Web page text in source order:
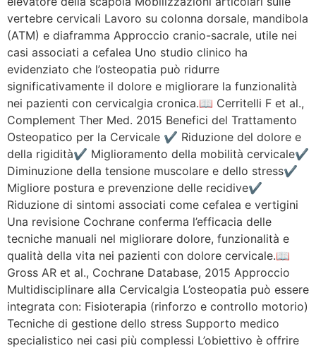
vertebre cervicali Lavoro su colonna dorsale, mandibola
(ATM) e diaframma Approccio cranio-sacrale, utile nei
casi associati a cefalea Uno studio clinico ha
evidenziato che l’osteopatia può ridurre
significativamente il dolore e migliorare la funzionalità
nei pazienti con cervicalgia cronica.📖 Cerritelli F et al.,
Complement Ther Med. 2015 Benefici del Trattamento
Osteopatico per la Cervicale ✔ Riduzione del dolore e
della rigidità✔ Miglioramento della mobilità cervicale✔
Diminuzione della tensione muscolare e dello stress✔
Migliore postura e prevenzione delle recidive✔
Riduzione di sintomi associati come cefalea e vertigini
Una revisione Cochrane conferma l’efficacia delle
tecniche manuali nel migliorare dolore, funzionalità e
qualità della vita nei pazienti con dolore cervicale.📖
Gross AR et al., Cochrane Database, 2015 Approccio
Multidisciplinare alla Cervicalgia L’osteopatia può essere
integrata con: Fisioterapia (rinforzo e controllo motorio)
Tecniche di gestione dello stress Supporto medico
specialistico nei casi più complessi L’obiettivo è offrire